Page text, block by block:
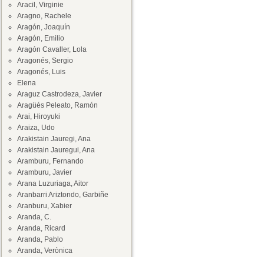
Aracil, Virginie
Aragno, Rachele
Aragón, Joaquín
Aragón, Emilio
Aragón Cavaller, Lola
Aragonés, Sergio
Aragonés, Luis
Elena
Araguz Castrodeza, Javier
Aragüés Peleato, Ramón
Arai, Hiroyuki
Araiza, Udo
Arakistain Jauregi, Ana
Arakistain Jauregui, Ana
Aramburu, Fernando
Aramburu, Javier
Arana Luzuriaga, Aitor
Aranbarri Ariztondo, Garbiñe
Aranburu, Xabier
Aranda, C.
Aranda, Ricard
Aranda, Pablo
Aranda, Verònica